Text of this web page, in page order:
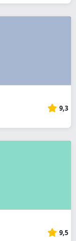
9,3
9,5